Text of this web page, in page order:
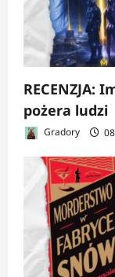
RECENZJA:
pożera ludzi
Gradory